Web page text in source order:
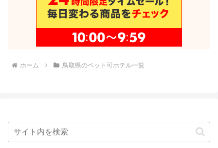
ホーム 鳥取県のペット可ホテル一覧